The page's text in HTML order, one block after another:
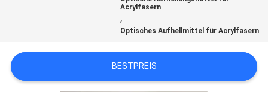
WERKSBESICHTIGUNG
Acrylfasern
,
Optisches Aufhellmittel für Acrylfasern
BESTPREIS